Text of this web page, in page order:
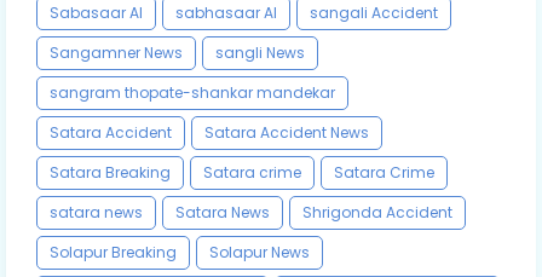
Sabasaar AI
sabhasaar AI
sangali Accident
Sangamner News
sangli News
sangram thopate-shankar mandekar
Satara Accident
Satara Accident News
Satara Breaking
Satara crime
Satara Crime
satara news
Satara News
Shrigonda Accident
Solapur Breaking
Solapur News